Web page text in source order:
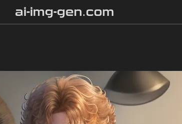
ai-img-gen.com